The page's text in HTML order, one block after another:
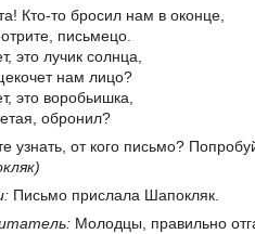
Кто-то бросил нам в оконце,
письмецо.
это лучик солнца,
нам лицо?
это воробьишка,
обронил?
узнать, от кого письмо?
Письмо прислала Шапокляк.
Молодцы, правильно